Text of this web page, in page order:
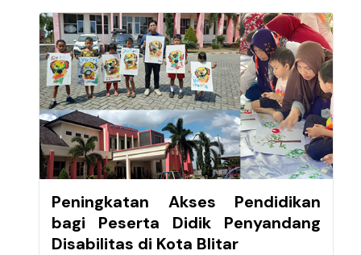
Peningkatan Akses Pendidikan
bagi Peserta Didik Penyandang
Disabilitas di Kota Blitar